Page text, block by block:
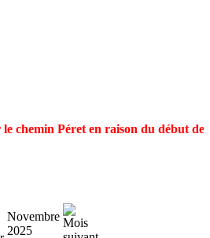
chemin Péret en raison du début
Novembre
2025